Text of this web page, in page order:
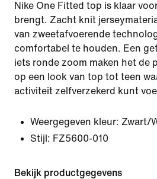
Nike One Fitted top is klaar
brengt. Zacht knit
van zweetafvoerende
comfortabel te houden. Een
iets ronde zoom maken het de
op een look van top tot teen
activiteit zelfverzekerd kunt
Weergegeven kleur: Zwart/
Stijl: FZ5600-010
Bekijk productgegevens